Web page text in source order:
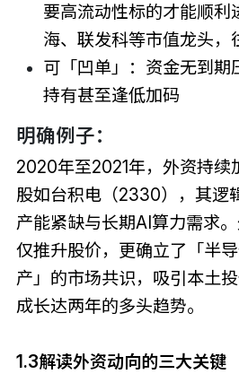
要高流动性标的才能顺利
海、联发科等市值龙头，
可「凹单」：资金无到期
持有甚至逢低加码
明确例子：
2020年至2021年，外资持续
股如台积电（2330），其逻
产能紧缺与长期AI算力需求
仅推升股价，更确立了「半
产」的市场共识，吸引本土
成长达两年的多头趋势。
1.3解读外资动向的三大关键